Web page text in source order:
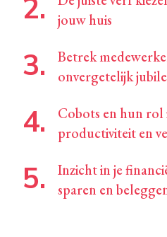
jouw huis
Betrek
onvergetelijk
Cobots en hun rol
productiviteit en
Inzicht in je
sparen en